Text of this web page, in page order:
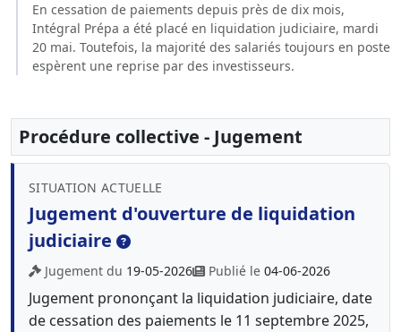
En cessation de paiements depuis près de dix mois,
Intégral Prépa a été placé en liquidation judiciaire, mardi
20 mai. Toutefois, la majorité des salariés toujours en poste
espèrent une reprise par des investisseurs.
Procédure collective - Jugement
SITUATION ACTUELLE
Jugement d'ouverture de liquidation
judiciaire
Jugement du 19-05-2026 Publié le 04-06-2026
Jugement prononçant la liquidation judiciaire, date
de cessation des paiements le 11 septembre 2025,